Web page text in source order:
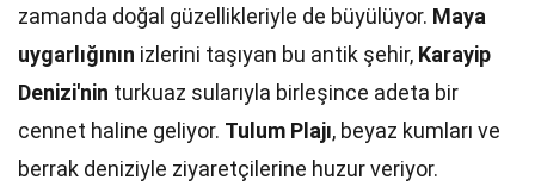
zamanda doğal güzellikleriyle de büyülüyor. Maya
uygarlığının izlerini taşıyan bu antik şehir, Karayip
Denizi'nin turkuaz sularıyla birleşince adeta bir
cennet haline geliyor. Tulum Plajı, beyaz kumları ve
berrak deniziyle ziyaretçilerine huzur veriyor.